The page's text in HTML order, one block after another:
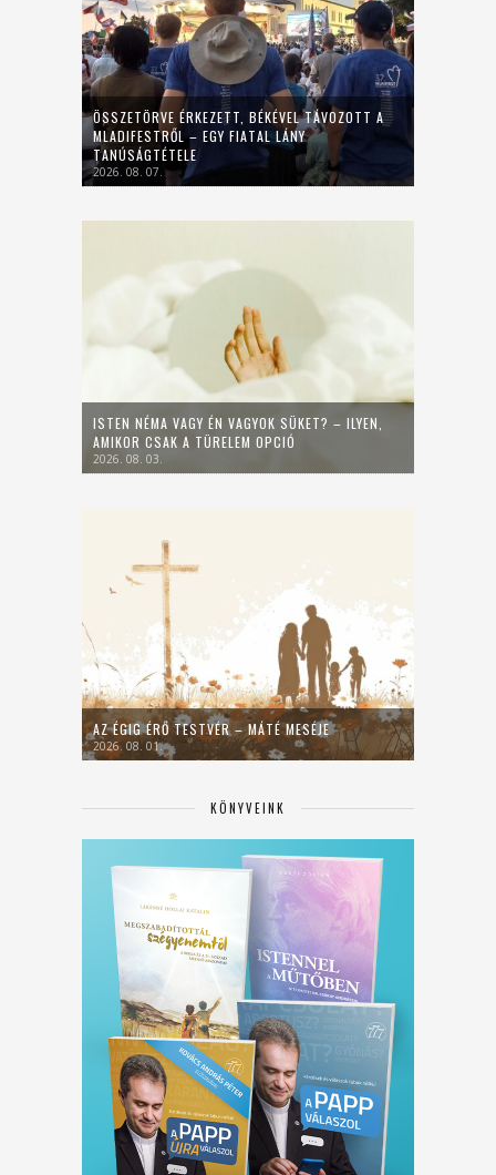
ÖSSZETÖRVE ÉRKEZETT, BÉKÉVEL TÁVOZOTT A
MLADIFESTRŐL – EGY FIATAL LÁNY
TANÚSÁGTÉTELE
2026. 08. 07.
ISTEN NÉMA VAGY ÉN VAGYOK SÜKET? – ILYEN,
AMIKOR CSAK A TÜRELEM OPCIÓ
2026. 08. 03.
AZ ÉGIG ÉRŐ TESTVÉR – MÁTÉ MESÉJE
2026. 08. 01.
KÖNYVEINK